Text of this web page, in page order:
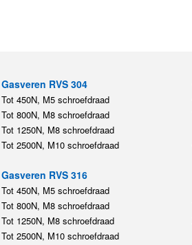
Gasveren RVS 304
Tot 450N, M5 schroefdraad
Tot 800N, M8 schroefdraad
Tot 1250N, M8 schroefdraad
Tot 2500N, M10 schroefdraad
Gasveren RVS 316
Tot 450N, M5 schroefdraad
Tot 800N, M8 schroefdraad
Tot 1250N, M8 schroefdraad
Tot 2500N, M10 schroefdraad